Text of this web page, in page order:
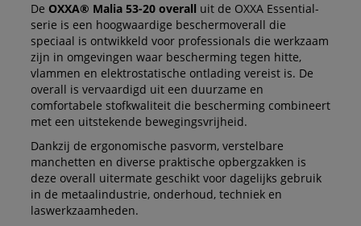
De OXXA® Malia 53-20 overall uit de OXXA Essential-
serie is een hoogwaardige beschermoverall die
speciaal is ontwikkeld voor professionals die werkzaam
zijn in omgevingen waar bescherming tegen hitte,
vlammen en elektrostatische ontlading vereist is. De
overall is vervaardigd uit een duurzame en
comfortabele stofkwaliteit die bescherming combineert
met een uitstekende bewegingsvrijheid.
Dankzij de ergonomische pasvorm, verstelbare
manchetten en diverse praktische opbergzakken is
deze overall uitermate geschikt voor dagelijks gebruik
in de metaalindustrie, onderhoud, techniek en
laswerkzaamheden.